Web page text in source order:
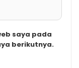
saya pada
berikutnya.